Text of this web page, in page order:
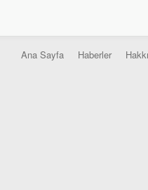
Ana Sayfa Haberler